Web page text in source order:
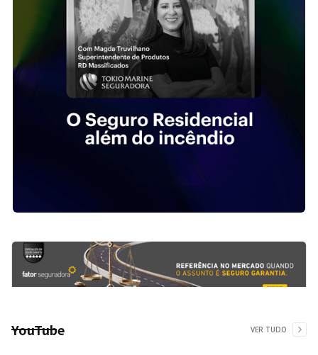
YouTube VER TUDO